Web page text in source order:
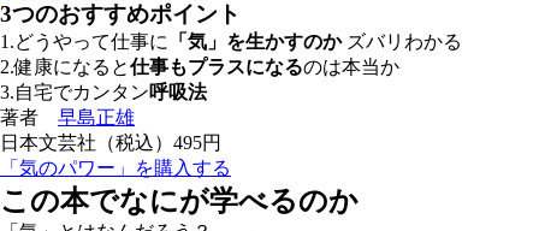
3つのおすすめポイント
1.どうやって仕事に 「気」を生かすのかズバリわかる
2.健康になると仕事もプラスになるのは本当か
3.自宅でカンタン呼吸法
著者 早島正雄
日本文芸社（税込）495円
「気のパワー」を購入する
この本でなにが学べるのか